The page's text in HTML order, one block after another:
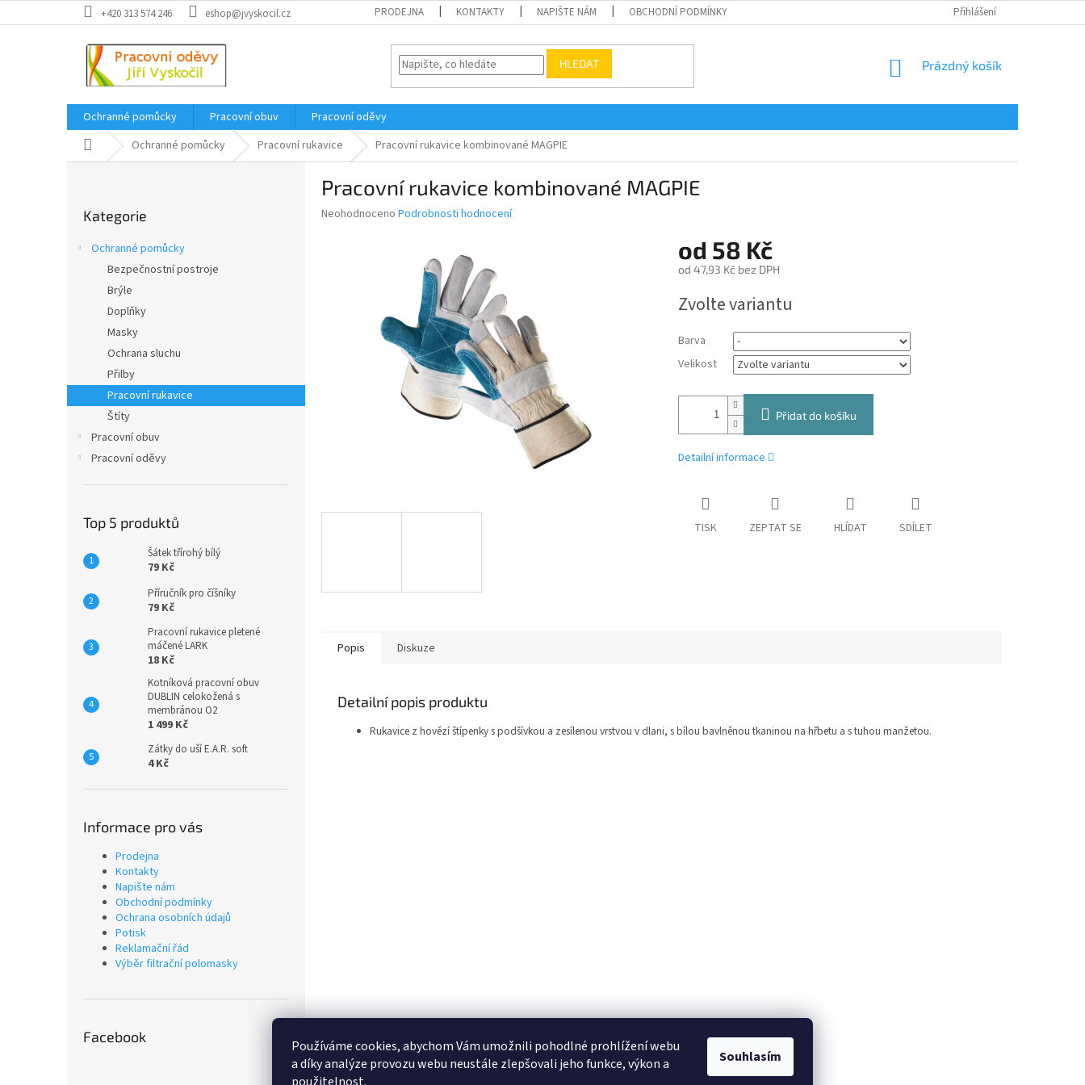
Používáme cookies, abychom Vám umožnili pohodlné prohlížení webu
a díky analýze provozu webu neustále zlepšovali jeho funkce, výkon a
Souhlasím
na
+420 313 574 246 eshop@jvyskocil.cz PRODEJNA KONTAKTY NAPIŠTE NÁM OBCHODNÍ PODMÍNKY REKLAMAČNÍ ŘÁD
Přihlášení
HLEDAT
NÁKUPNÍ
Prázdný košík
Ochranné pomůcky Pracovní obuv
Pracovní oděvy
Domů Ochranné pomůcky Pracovní rukavice Pracovní rukavice kombinované MAGPIE
e
l
kategorie
Kategorie
Ochranné pomůcky
Bezpečnostní postroje
Brýle
Doplňky
Masky
Ochrana sluchu
Přilby
Pracovní rukavice
Štíty
Pracovní obuv
Pracovní oděvy
Top 5 produktů
Šátek třírohý bílý
79 Kč
Příručník pro číšníky
79 Kč
Pracovní rukavice pletené
máčené LARK
18 Kč
Kotníková pracovní obuv
DUBLIN celokožená s
membránou O2
1 499 Kč
Zátky do uší E.A.R. soft
4 Kč
Informace pro vás
Prodejna
Kontakty
Napište nám
Obchodní podmínky
Ochrana osobních údajů
Potisk
Reklamační řád
Výběr filtrační polomasky
Facebook
Pracovní rukavice kombinované MAGPIE
Průměrné
Neohodnoceno Podrobnosti hodnocení
od 58 Kč
od 47,93 Kčbez DPH
cena:
Zvolte variantu
Barva
Velikost
Přidat do košíku
Detailní informace
TISK ZEPTAT SE HLÍDAT SDÍLET
Popis Diskuze
Detailní popis produktu
Rukavice z hovězí štípenky s podšívkou a zesílenou vrstvou v dlani, s bílou bavlněnou tkaninou na hřbetu a s tuhou manžetou.